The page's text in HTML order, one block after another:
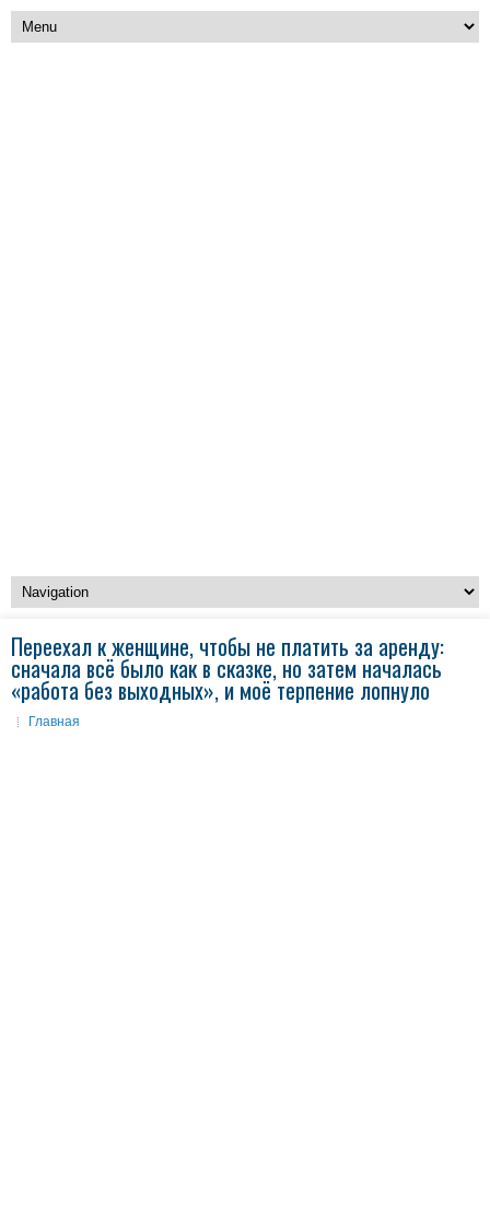
Переехал к женщине, чтобы не платить за аренду:
сначала всё было как в сказке, но затем началась
«работа без выходных», и моё терпение лопнуло
Главная